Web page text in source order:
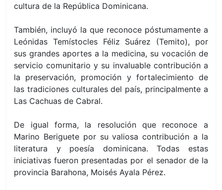
cultura de la República Dominicana.
También, incluyó la que reconoce póstumamente a
Leónidas Temístocles Féliz Suárez (Temito), por
sus grandes aportes a la medicina, su vocación de
servicio comunitario y su invaluable contribución a
la preservación, promoción y fortalecimiento de
las tradiciones culturales del país, principalmente a
Las Cachuas de Cabral.
De igual forma, la resolución que reconoce a
Marino Beriguete por su valiosa contribución a la
literatura y poesía dominicana. Todas estas
iniciativas fueron presentadas por el senador de la
provincia Barahona, Moisés Ayala Pérez.